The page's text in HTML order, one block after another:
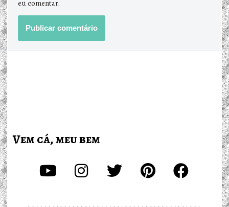
eu comentar.
Vem cá, meu bem